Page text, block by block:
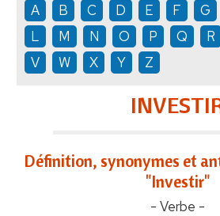
A B C D E F G
L
M N O P Q R
V
W X Y Z
Définition, synonymes et
"Investir"
- Verbe -